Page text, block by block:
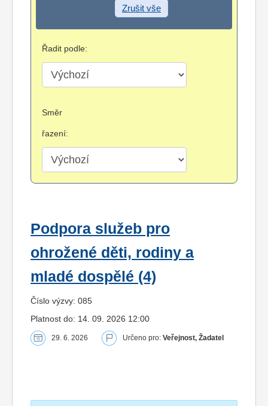
Zrušit vše
Řadit podle:
Směr
řazení:
Podpora služeb pro
ohrožené děti, rodiny a
mladé dospělé (4)
Číslo výzvy: 085
Platnost do: 14. 09. 2026 12:00
29. 6. 2026 Určeno pro: Veřejnost, Žadatel